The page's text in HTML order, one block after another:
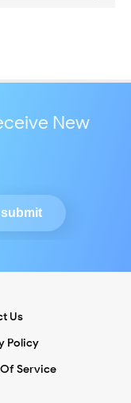
New
Us
Policy
Service